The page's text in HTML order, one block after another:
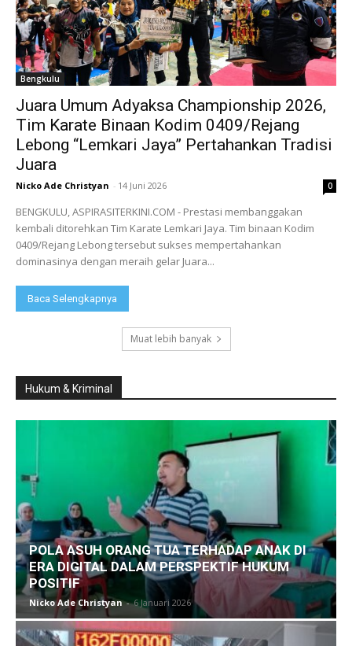
Bengkulu
Juara Umum Adyaksa Championship 2026,
Tim Karate Binaan Kodim 0409/Rejang
Lebong “Lemkari Jaya” Pertahankan Tradisi
Juara
Nicko Ade Christyan - 14 Juni 2026 0
BENGKULU, ASPIRASITERKINI.COM - Prestasi membanggakan
kembali ditorehkan Tim Karate Lemkari Jaya. Tim binaan Kodim
0409/Rejang Lebong tersebut sukses mempertahankan
dominasinya dengan meraih gelar Juara...
Baca Selengkapnya
Muat lebih banyak
Hukum & Kriminal
POLA ASUH ORANG TUA TERHADAP ANAK DI
ERA DIGITAL DALAM PERSPEKTIF HUKUM
POSITIF
Nicko Ade Christyan - 6 Januari 2026